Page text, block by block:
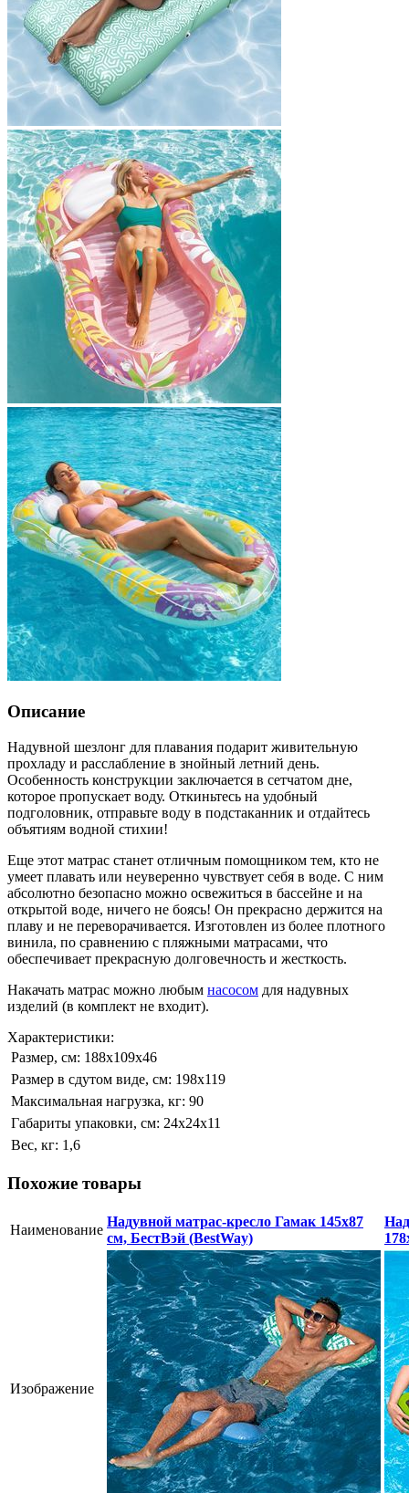
Описание
Надувной шезлонг для плавания подарит живительную
прохладу и расслабление в знойный летний день.
Особенность конструкции заключается в сетчатом дне,
которое пропускает воду. Откиньтесь на удобный
подголовник, отправьте воду в подстаканник и отдайтесь
объятиям водной стихии!
Еще этот матрас станет отличным помощником тем, кто не
умеет плавать или неуверенно чувствует себя в воде. С ним
абсолютно безопасно можно освежиться в бассейне и на
открытой воде, ничего не боясь! Он прекрасно держится на
плаву и не переворачивается. Изготовлен из более плотного
винила, по сравнению с пляжными матрасами, что
обеспечивает прекрасную долговечность и жесткость.
Накачать матрас можно любым насосом для надувных
изделий (в комплект не входит).
Характеристики:
Размер, см: 188х109х46
Размер в сдутом виде, см: 198х119
Максимальная нагрузка, кг: 90
Габариты упаковки, см: 24х24х11
Вес, кг: 1,6
Похожие товары
Наименование
Надувной матрас-кресло Гамак 145х87
см, БестВэй (BestWay)
Изображение